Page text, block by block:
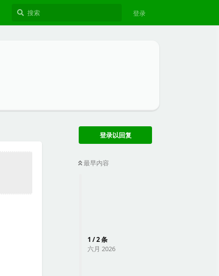
登录
登录以回复
最早内容
1 /2条
六月 2026